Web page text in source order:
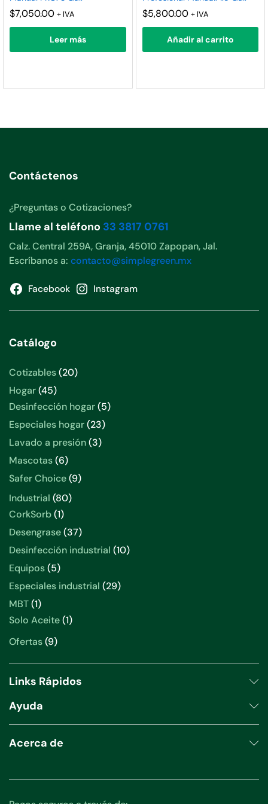
$7,050.00 + IVA
Leer más
$5,800.00 + IVA
Añadir al carrito
Contáctenos
¿Preguntas o Cotizaciones?
Llame al teléfono 33 3817 0761
Calz. Central 259A, Granja, 45010 Zapopan, Jal.
Escríbanos a: contacto@simplegreen.mx
Facebook Instagram
Catálogo
Cotizables 2020
Hogar 4545
productos
Desinfección hogar 55
Especiales hogar 2323
productos
Lavado a presión 33
Mascotas 66
productos
Safer Choice 99
Industrial 8080
CorkSorb 11
producto
Desengrase 3737
productos
Desinfección industrial 1010
Equipos 55
productos
Especiales industrial 2929
MBT 11
producto
Solo Aceite 11
Ofertas 99
Links Rápidos
Ayuda
Acerca de